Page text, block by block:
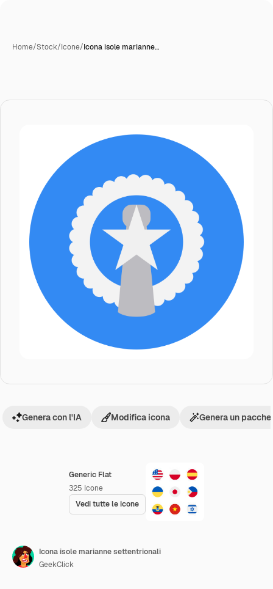
Home/Stock/Icone/Icona isole marianne…
Generic Flat
325 Icone
Vedi tutte le icone
Genera con l'IA Modifica icona Genera un
Icona isole marianne settentrionali
GeekClick